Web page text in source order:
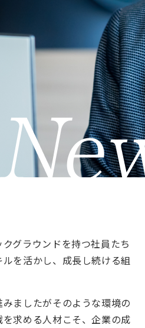
グラウンドを持つ社員たち
を活かし、成長し続ける組
ましたがそのような環境の
を求める人材こそ、企業の成